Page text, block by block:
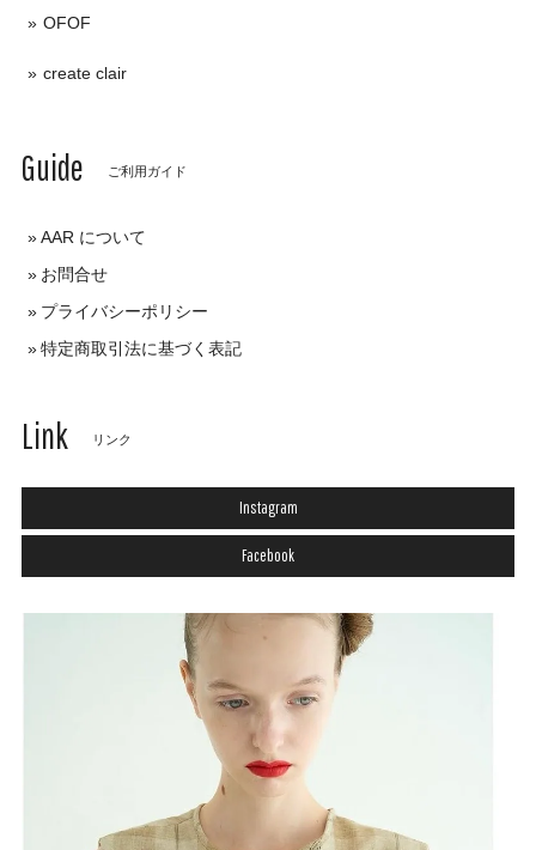
OFOF
create clair
Guide ご利用ガイド
AAR について
お問合せ
プライバシーポリシー
特定商取引法に基づく表記
Link リンク
Instagram
Facebook